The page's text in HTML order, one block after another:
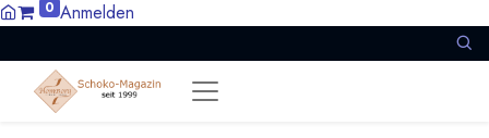
0 Anmelden